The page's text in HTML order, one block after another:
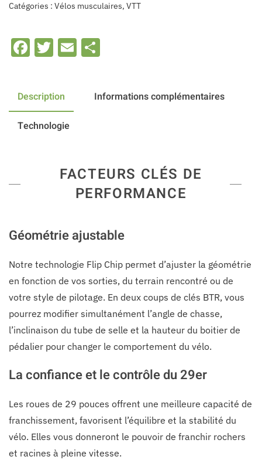
Catégories : Vélos musculaires, VTT
Facebook
Twitter
Email
Description Informations complémentaires
Technologie
FACTEURS CLÉS DE
PERFORMANCE
Géométrie ajustable
Notre technologie Flip Chip permet d’ajuster la géométrie
en fonction de vos sorties, du terrain rencontré ou de
votre style de pilotage. En deux coups de clés BTR, vous
pourrez modifier simultanément l’angle de chasse,
l’inclinaison du tube de selle et la hauteur du boitier de
pédalier pour changer le comportement du vélo.
La confiance et le contrôle du 29er
Les roues de 29 pouces offrent une meilleure capacité de
franchissement, favorisent l’équilibre et la stabilité du
vélo. Elles vous donneront le pouvoir de franchir rochers
et racines à pleine vitesse.